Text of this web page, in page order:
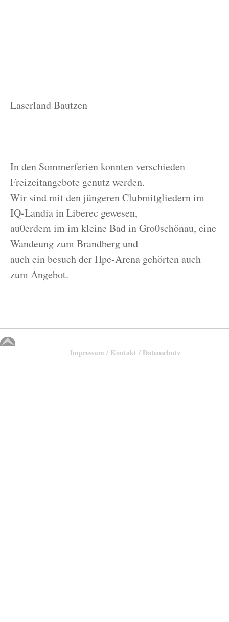
Laserland Bautzen
In den Sommerferien konnten verschieden
Freizeitangebote genutz werden.
Wir sind mit den jüngeren Clubmitgliedern im
IQ-Landia in Liberec gewesen,
au0erdem im im kleine Bad in Gro0schönau, eine
Wandeung zum Brandberg und
auch ein besuch der Hpe-Arena gehörten auch
zum Angebot.
Impressum / Kontakt / Datenschutz